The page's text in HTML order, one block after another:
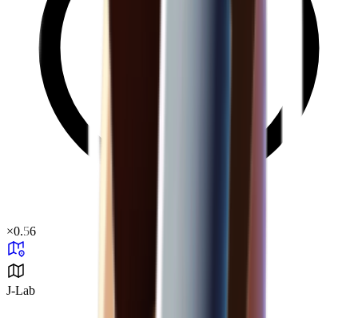
×0.56
J-Lab